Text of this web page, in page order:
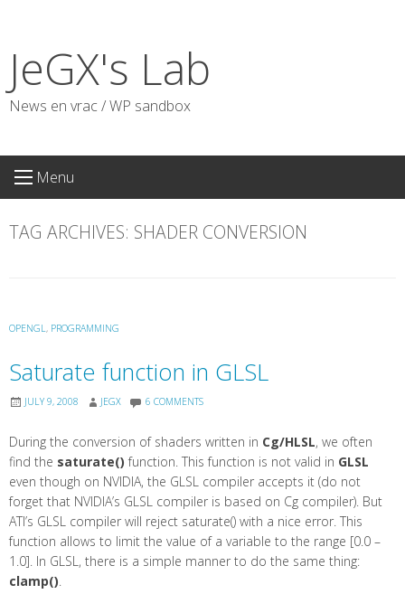
content
JeGX's Lab
News en vrac / WP sandbox
Menu
TAG ARCHIVES: SHADER CONVERSION
OPENGL, PROGRAMMING
Saturate function in GLSL
JULY 9, 2008 JEGX 6 COMMENTS
During the conversion of shaders written in Cg/HLSL, we often
find the saturate() function. This function is not valid in GLSL
even though on NVIDIA, the GLSL compiler accepts it (do not
forget that NVIDIA’s GLSL compiler is based on Cg compiler). But
ATI’s GLSL compiler will reject saturate() with a nice error. This
function allows to limit the value of a variable to the range [0.0 –
1.0]. In GLSL, there is a simple manner to do the same thing:
clamp().